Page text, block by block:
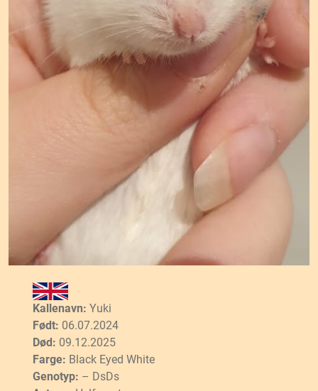
Kallenavn: Yuki
Født: 06.07.2024
Død: 09.12.2025
Farge: Black Eyed White
Genotyp: – DsDs